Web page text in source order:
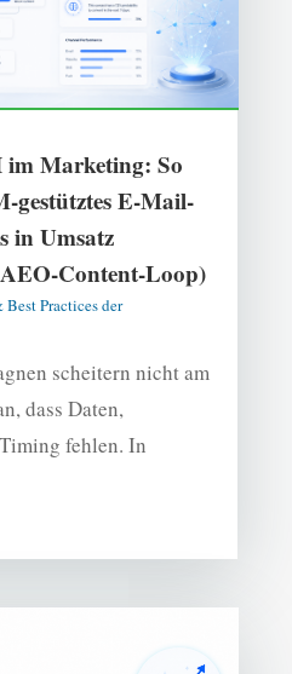
Marketing: So
gestütztes E-Mail-
in Umsatz
Content-Loop)
Practices der
scheitern nicht am
dass Daten,
fehlen. In